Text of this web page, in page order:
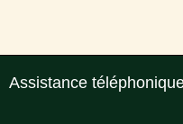
Assistance